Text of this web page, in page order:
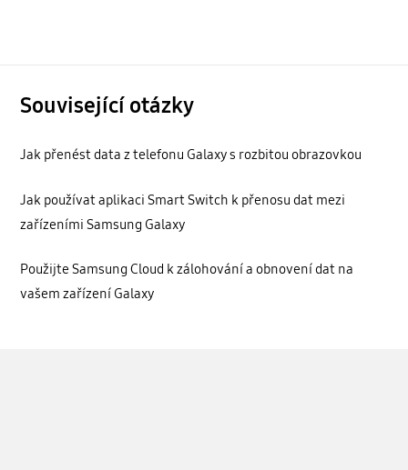
Související otázky
Jak přenést data z telefonu Galaxy s rozbitou obrazovkou
Jak používat aplikaci Smart Switch k přenosu dat mezi
zařízeními Samsung Galaxy
Použijte Samsung Cloud k zálohování a obnovení dat na
vašem zařízení Galaxy